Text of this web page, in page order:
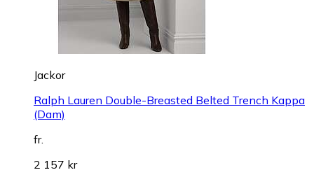
Jackor
Ralph Lauren Double-Breasted Belted Trench Kappa
(Dam)
fr.
2 157 kr